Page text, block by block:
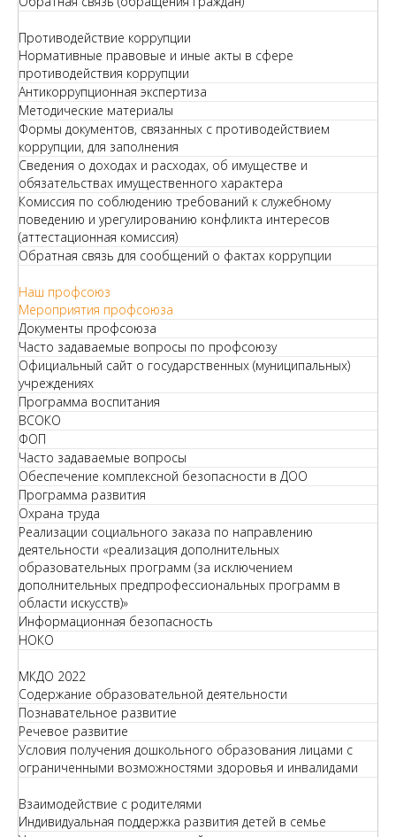
Противодействие коррупции
Нормативные правовые и иные акты в сфере
противодействия коррупции
Антикоррупционная экспертиза
Методические материалы
Формы документов, связанных с противодействием
коррупции, для заполнения
Сведения о доходах и расходах, об имуществе и
обязательствах имущественного характера
Комиссия по соблюдению требований к служебному
поведению и урегулированию конфликта интересов
(аттестационная комиссия)
Обратная связь для сообщений о фактах коррупции
Наш профсоюз
Мероприятия профсоюза
Документы профсоюза
Часто задаваемые вопросы по профсоюзу
Официальный сайт о государственных (муниципальных)
учреждениях
Программа воспитания
ВСОКО
ФОП
Часто задаваемые вопросы
Обеспечение комплексной безопасности в ДОО
Программа развития
Охрана труда
Реализации социального заказа по направлению
деятельности «реализация дополнительных
образовательных программ (за исключением
дополнительных предпрофессиональных программ в
области искусств)»
Информационная безопасность
НОКО
МКДО 2022
Содержание образовательной деятельности
Познавательное развитие
Речевое развитие
Условия получения дошкольного образования лицами с
ограниченными возможностями здоровья и инвалидами
Взаимодействие с родителями
Индивидуальная поддержка развития детей в семье